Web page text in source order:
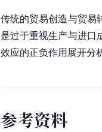
传统的贸易创造与贸易
是过于重视生产与进口
效应的正负作用展开分
参考资料